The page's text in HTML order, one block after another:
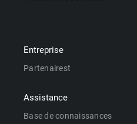
Entreprise
Partenairest
Assistance
Base de connaissances